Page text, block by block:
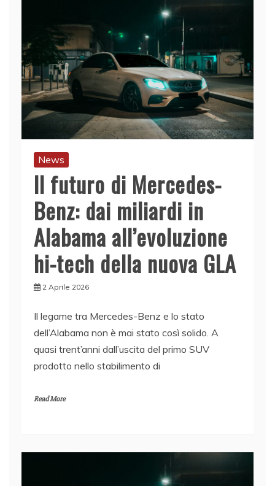
News
Il futuro di Mercedes-
Benz: dai miliardi in
Alabama all’evoluzione
hi-tech della nuova GLA
2 Aprile 2026
Il legame tra Mercedes-Benz e lo stato
dell’Alabama non è mai stato così solido. A
quasi trent’anni dall’uscita del primo SUV
prodotto nello stabilimento di
Read More